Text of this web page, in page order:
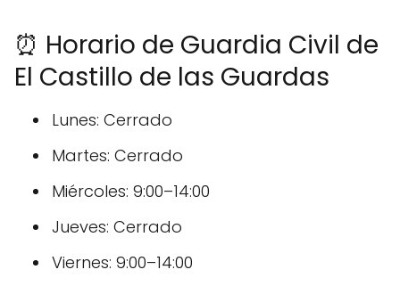
⏰ Horario de Guardia Civil de
El Castillo de las Guardas
Lunes: Cerrado
Martes: Cerrado
Miércoles: 9:00–14:00
Jueves: Cerrado
Viernes: 9:00–14:00